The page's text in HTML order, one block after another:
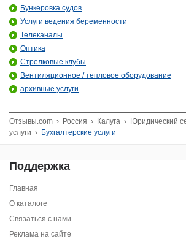
Бункеровка судов
Услуги ведения беременности
Телеканалы
Оптика
Стрелковые клубы
Вентиляционное / тепловое оборудование
архивные услуги
Отзывы.com › Россия › Калуга › Юридический
услуги › Бухгалтерские услуги
Поддержка
Главная
О каталоге
Связаться с нами
Реклама на сайте